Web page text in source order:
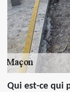
Qui est-ce qui